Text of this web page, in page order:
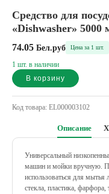
Средство для
«Dishwasher» 5000
74.05 Бел.руб Цена за 1 шт.
1 шт. в наличии
В корзину
Alternative:
Код товара: EL000003102
Описание
Универсальный
машин и мойки вручную.
использоваться для
стекла, пластика,